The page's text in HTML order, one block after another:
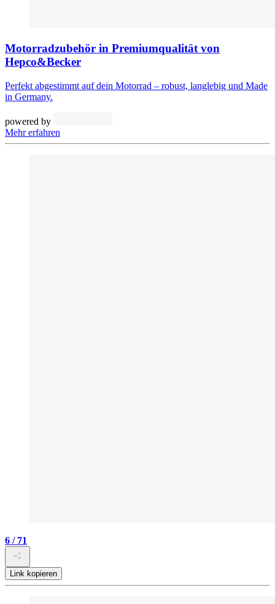
Motorradzubehör in Premiumqualität von
Hepco&Becker
Perfekt abgestimmt auf dein Motorrad – robust, langlebig und Made
in Germany.
powered by
Mehr erfahren
6 / 71
Link kopieren